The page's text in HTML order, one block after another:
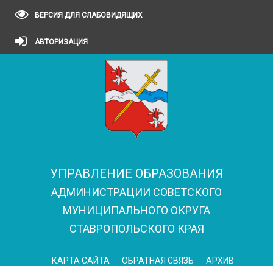
ВЕРСИЯ ДЛЯ СЛАБОВИДЯЩИХ
АВТОРИЗАЦИЯ
УПРАВЛЕНИЕ ОБРАЗОВАНИЯ
АДМИНИСТРАЦИИ СОВЕТСКОГО
МУНИЦИПАЛЬНОГО ОКРУГА
СТАВРОПОЛЬСКОГО КРАЯ
КАРТА САЙТА ОБРАТНАЯ СВЯЗЬ АРХИВ